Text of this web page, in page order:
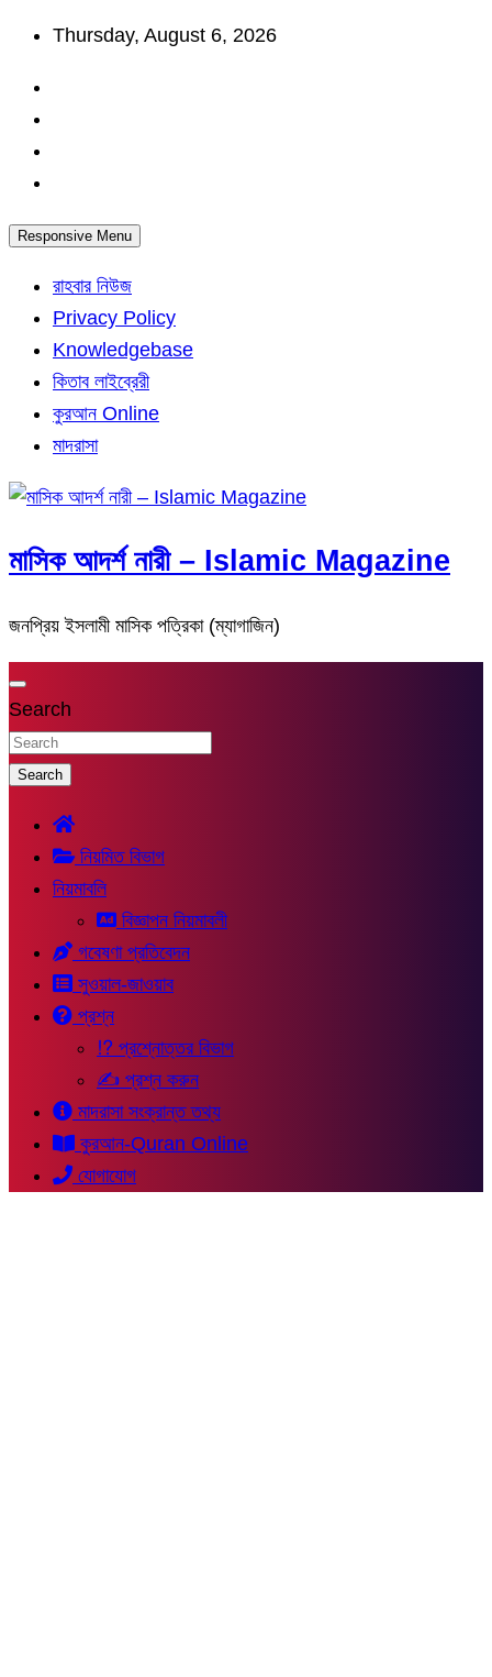
Skip
content
Thursday, August 6, 2026
Responsive Menu
রাহবার নিউজ
Privacy Policy
Knowledgebase
কিতাব লাইব্রেরী
কুরআন Online
মাদরাসা
মাসিক আদর্শ নারী – Islamic Magazine
জনপ্রিয় ইসলামী মাসিক পত্রিকা (ম্যাগাজিন)
Search
Search
নিয়মিত বিভাগ
নিয়মাবলি
বিজ্ঞাপন নিয়মাবলী
গবেষণা প্রতিবেদন
সুওয়াল-জাওয়াব
প্রশ্ন
⁉ প্রশ্নোত্তর বিভাগ
✍ প্রশ্ন করুন
মাদরাসা সংক্রান্ত তথ্য
কুরআন-Quran Online
যোগাযোগ